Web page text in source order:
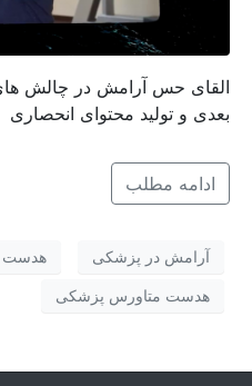
القای حس آرامش در چالش
بعدی و تولید محتوای انحصاری
ادامه مطلب
آرامش در پزشکی هدست
هدست متاورس پزشکی